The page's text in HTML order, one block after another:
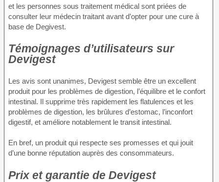
et les personnes sous traitement médical sont priées de
consulter leur médecin traitant avant d’opter pour une cure à
base de Degivest.
Témoignages d’utilisateurs sur
Devigest
Les avis sont unanimes, Devigest semble être un excellent
produit pour les problèmes de digestion, l’équilibre et le confort
intestinal. Il supprime très rapidement les flatulences et les
problèmes de digestion, les brûlures d’estomac, l’inconfort
digestif, et améliore notablement le transit intestinal.
En bref, un produit qui respecte ses promesses et qui jouit
d’une bonne réputation auprès des consommateurs.
Prix et garantie de Devigest